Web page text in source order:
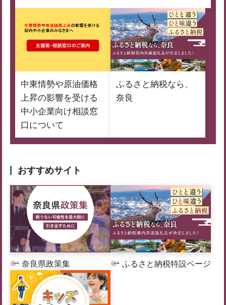
中東情勢や原油価格
上昇の影響を受ける
中小企業向け相談窓
口について
ふるさと納税なら、
奈良
おすすめサイト
奈良県政策集 ふるさと納税特設ページ